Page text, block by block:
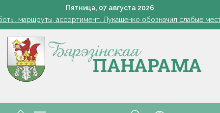
Пятница, 07 августа 2026
Лукашенко: я борюсь не за колхозы или совхозы - я борюсь
маршруты, ассортимент. Лукашенко обозначил слабые
1 стакан в ведро — тля и плодожорка бегут: Августовская
и средний бизнес приглашают к сотрудничеству с
Лукашенко: я борюсь не за колхозы или совхозы - я борюсь